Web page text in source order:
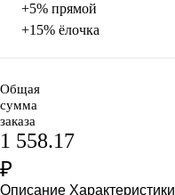
+5% прямой
+15% ёлочка
Общая
сумма
заказа
1 558.17
₽
Описание Характеристики